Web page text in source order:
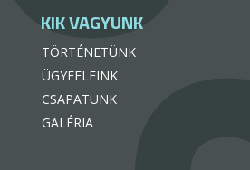
KIK VAGYUNK
TÖRTÉNETÜNK
ÜGYFELEINK
CSAPATUNK
GALÉRIA